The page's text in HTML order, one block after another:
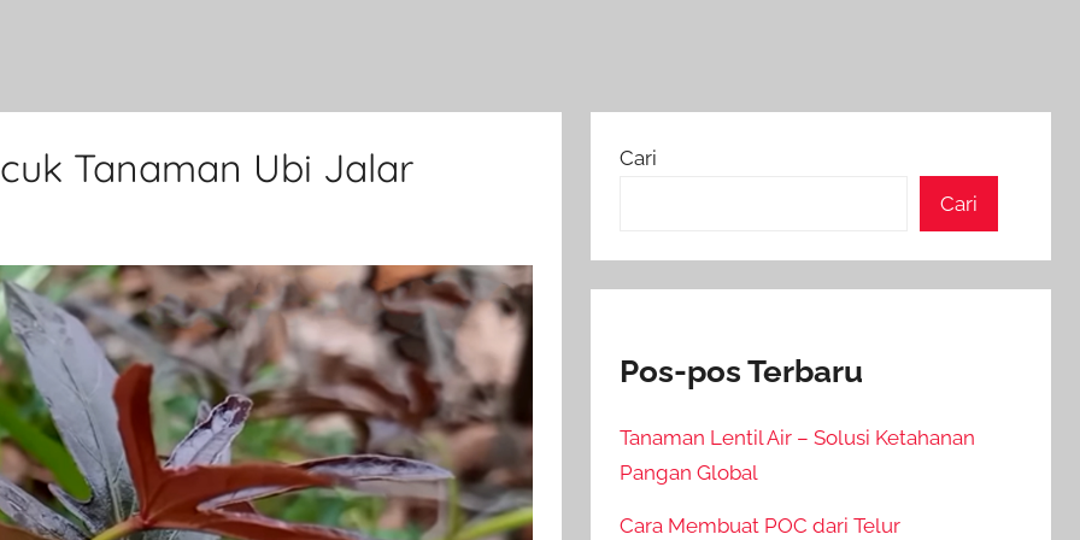
Tanaman Ubi Jalar
Cari
Cari
Pos-pos Terbaru
Tanaman Lentil Air – Solusi Ketahanan
Pangan Global
Cara Membuat POC dari Telur